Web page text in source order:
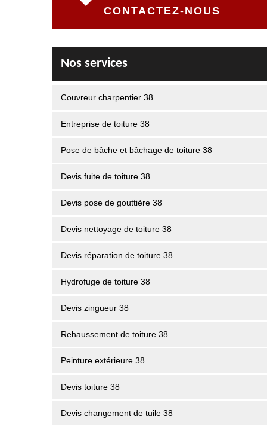
CONTACTEZ-NOUS
Nos services
Couvreur charpentier 38
Entreprise de toiture 38
Pose de bâche et bâchage de toiture 38
Devis fuite de toiture 38
Devis pose de gouttière 38
Devis nettoyage de toiture 38
Devis réparation de toiture 38
Hydrofuge de toiture 38
Devis zingueur 38
Rehaussement de toiture 38
Peinture extérieure 38
Devis toiture 38
Devis changement de tuile 38